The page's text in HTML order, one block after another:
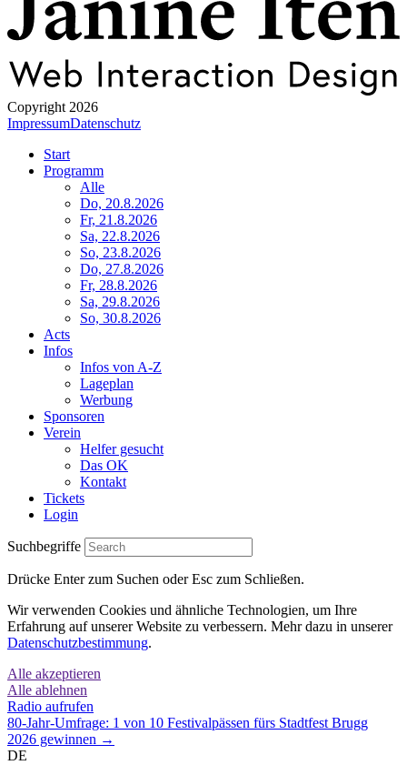
Copyright 2026
ImpressumDatenschutz
Start
Programm
Alle
Do, 20.8.2026
Fr, 21.8.2026
Sa, 22.8.2026
So, 23.8.2026
Do, 27.8.2026
Fr, 28.8.2026
Sa, 29.8.2026
So, 30.8.2026
Acts
Infos
Infos von A-Z
Lageplan
Werbung
Sponsoren
Verein
Helfer gesucht
Das OK
Kontakt
Tickets
Login
Suchbegriffe
Drücke Enter zum Suchen oder Esc zum Schließen.
Wir verwenden Cookies und ähnliche Technologien, um Ihre
Erfahrung auf unserer Website zu verbessern. Mehr dazu in unserer
Datenschutzbestimmung.
Alle akzeptieren
Alle ablehnen
Radio aufrufen
80-Jahr-Umfrage: 1 von 10 Festivalpässen fürs Stadtfest Brugg
2026 gewinnen →
DE